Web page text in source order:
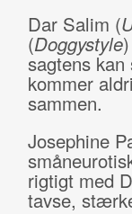
Dar Salim (
(Doggystyle
sagtens
kommer
sammen.
Josephine
rigtigt med
tavse,